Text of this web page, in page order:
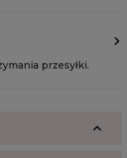
przesyłki.